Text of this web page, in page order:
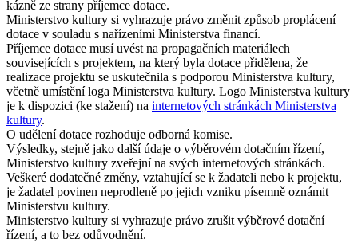
kázně ze strany příjemce dotace.
Ministerstvo kultury si vyhrazuje právo změnit způsob proplácení
dotace v souladu s nařízeními Ministerstva financí.
Příjemce dotace musí uvést na propagačních materiálech
souvisejících s projektem, na který byla dotace přidělena, že
realizace projektu se uskutečnila s podporou Ministerstva kultury,
včetně umístění loga Ministerstva kultury. Logo Ministerstva kultury
je k dispozici (ke stažení) na internetových stránkách Ministerstva
kultury.
O udělení dotace rozhoduje odborná komise.
Výsledky, stejně jako další údaje o výběrovém dotačním řízení,
Ministerstvo kultury zveřejní na svých internetových stránkách.
Veškeré dodatečné změny, vztahující se k žadateli nebo k projektu,
je žadatel povinen neprodleně po jejich vzniku písemně oznámit
Ministerstvu kultury.
Ministerstvo kultury si vyhrazuje právo zrušit výběrové dotační
řízení, a to bez odůvodnění.